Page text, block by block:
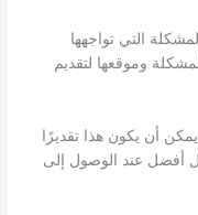
التي تواجهها
وموقعها لتقديم
أن يكون هذا تقديرًا
أفضل عند الوصول إلى